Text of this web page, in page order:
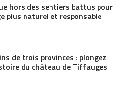
hors des sentiers battus pour
plus naturel et responsable
de trois provinces : plongez
du château de Tiffauges